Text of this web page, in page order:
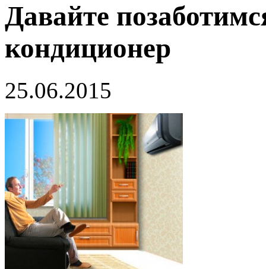
Давайте
кондиционер
25.06.2015